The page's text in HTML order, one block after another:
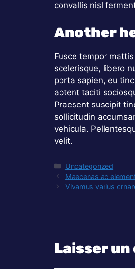
convallis nisl
Another
Fusce tempor
scelerisque, libero
porta sapien, eu
aptent taciti
Praesent suscipit
sollicitudin
vehicula.
velit.
Catégories
Uncategorized
Maecenas ac
Vivamus varius
Laisser